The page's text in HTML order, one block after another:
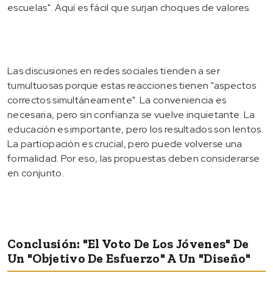
escuelas". Aquí es fácil que surjan choques de valores.
Las discusiones en redes sociales tienden a ser
tumultuosas porque estas reacciones tienen "aspectos
correctos simultáneamente". La conveniencia es
necesaria, pero sin confianza se vuelve inquietante. La
educación es importante, pero los resultados son lentos.
La participación es crucial, pero puede volverse una
formalidad. Por eso, las propuestas deben considerarse
en conjunto.
Conclusión: "El Voto De Los Jóvenes" De
Un "objetivo De Esfuerzo" A Un "diseño"